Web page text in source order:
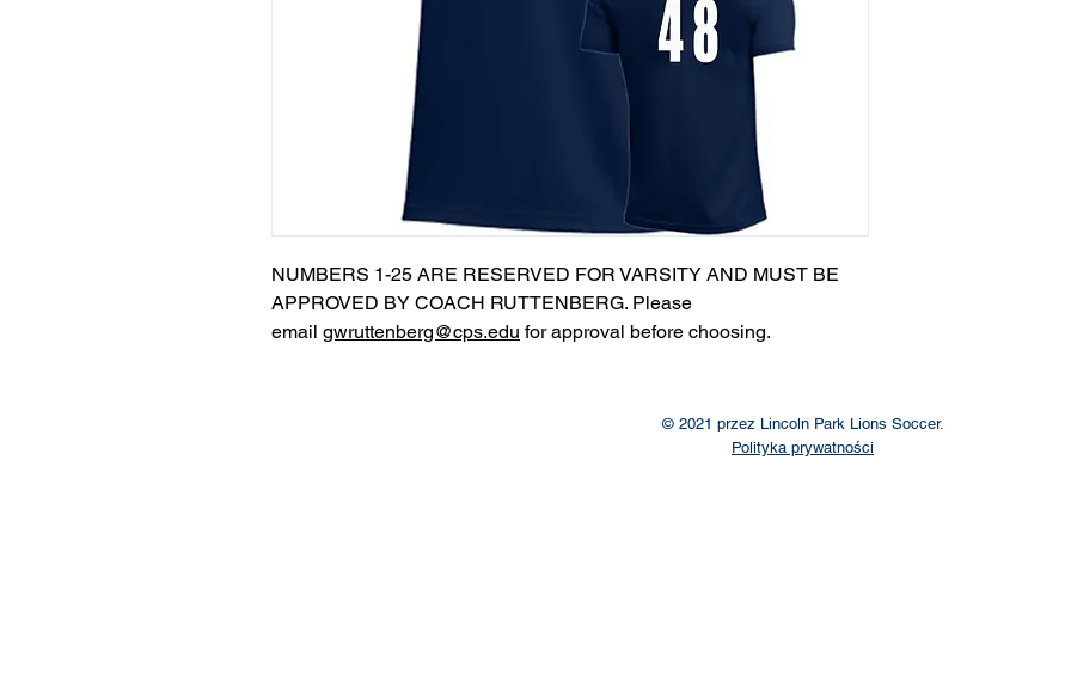
NUMBERS 1-25 ARE RESERVED FOR VARSITY AND MUST BE
APPROVED BY COACH RUTTENBERG. Please
email gwruttenberg@cps.edu for approval before choosing.​
© 2021 przez Lincoln Park Lions Soccer.
Polityka prywatności